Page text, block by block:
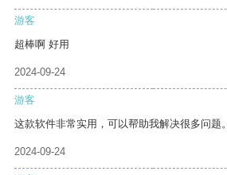
游客
超棒啊 好用
2024-09-24
游客
这款软件非常实用，可以帮助我解决很多问题。
2024-09-24